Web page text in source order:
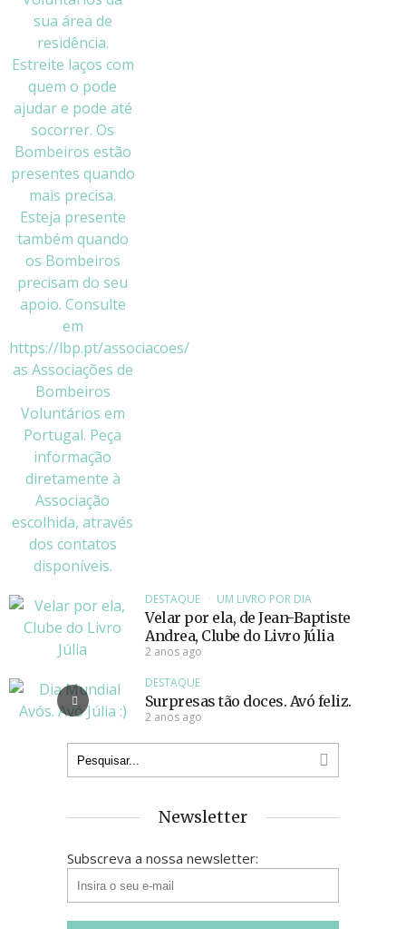
DESTAQUE UM LIVRO POR DIA
Velar por ela, de Jean-Baptiste
Andrea, Clube do Livro Júlia
2 anos ago
DESTAQUE
Surpresas tão doces. Avó feliz.
2 anos ago
Newsletter
Subscreva a nossa newsletter: